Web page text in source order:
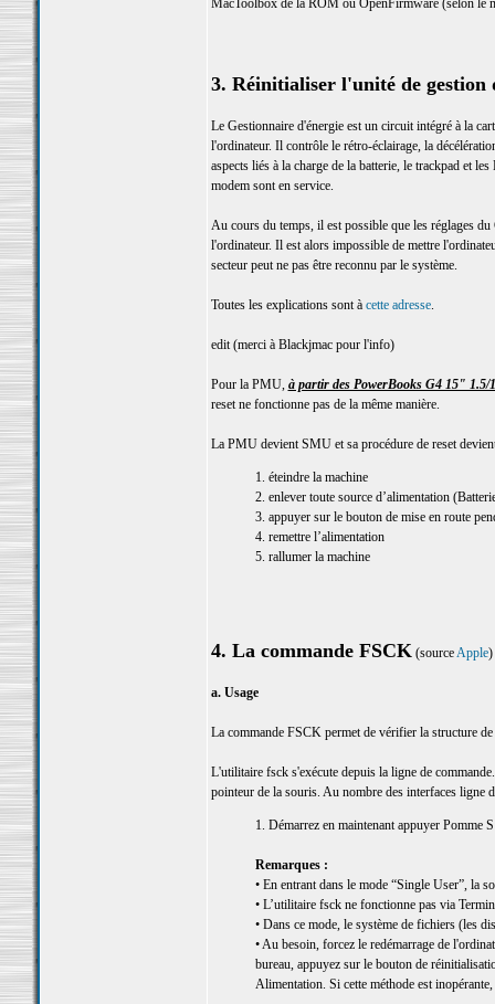
MacToolbox de la ROM ou OpenFirmware (selon le
3. Réinitialiser l'unité de gestion
Le Gestionnaire d'énergie est un circuit intégré à la
l'ordinateur. Il contrôle le rétro-éclairage, la
aspects liés à la charge de la batterie, le trackpad et
modem sont en service.
Au cours du temps, il est possible que les réglages
l'ordinateur. Il est alors impossible de mettre
secteur peut ne pas être reconnu par le système.
Toutes les explications sont à cette adresse.
edit (merci à Blackjmac pour l'info)
Pour la PMU, à partir des PowerBooks G4 15"
reset ne fonctionne pas de la même manière.
La PMU devient SMU et sa procédure de reset
1. éteindre la machine
2. enlever toute source d’alimentation
3. appuyer sur le bouton de mise en route
4. remettre l’alimentation
5. rallumer la machine
4. La commande FSCK(sourceApple)
a. Usage
La commande FSCK permet de vérifier la structure
L'utilitaire fsck s'exécute depuis la ligne de
pointeur de la souris. Au nombre des interfaces ligne
1. Démarrez en maintenant appuyer Pomme
Remarques :
• En entrant dans le mode “Single User”, la
• L’utilitaire fsck ne fonctionne pas via
• Dans ce mode, le système de fichiers (les
• Au besoin, forcez le redémarrage de
bureau, appuyez sur le bouton de
Alimentation. Si cette méthode est